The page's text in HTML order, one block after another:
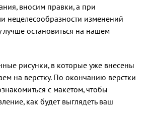
вносим правки, а при
нецелесообразности изменений
лучше остановиться на нашем
рисунки, в которые уже внесены
на верстку. По окончанию верстки
с макетом, чтобы
как будет выглядеть ваш